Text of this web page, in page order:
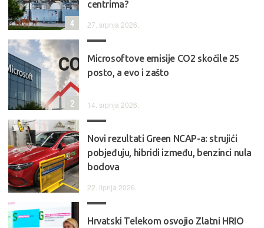
centrima?
27. srpnja 2026.
4
Microsoftove emisije CO2 skočile 25
posto, a evo i zašto
14. srpnja 2026.
2
Novi rezultati Green NCAP-a: strujići
pobjeđuju, hibridi između, benzinci nula
bodova
22. lipnja 2026.
Hrvatski Telekom osvojio Zlatni HRIO